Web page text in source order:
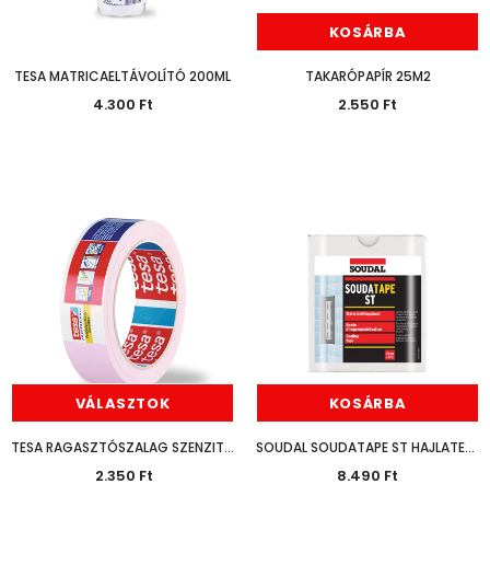
TESA MATRICAELTÁVOLÍTÓ 200ML
4.300 Ft
KOSÁRBA
TAKARÓPAPÍR 25M2
2.550 Ft
VÁLASZTOK
TESA RAGASZTÓSZALAG SZENZITÍV 30MM
2.350 Ft
KOSÁRBA
SOUDAL SOUDATAPE ST HAJLATERŐSÍTŐ SZALAG 10M
8.490 Ft